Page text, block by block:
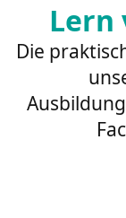
Lern
Die